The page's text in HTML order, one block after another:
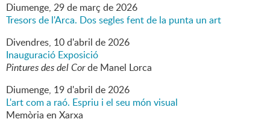
Diumenge, 29de març de2026
Tresors de l'Arca. Dos segles fent de la punta un art
Divendres, 10d'abril de2026
Inauguració Exposició
Pintures des del Corde Manel Lorca
Diumenge, 19d'abril de2026
L'art com a raó. Espriu i el seu món visual
Memòria en Xarxa